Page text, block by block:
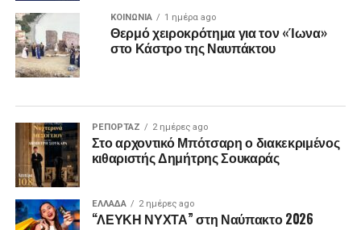
ΚΟΙΝΩΝΙΑ 1 ημέρα ago
Θερμό χειροκρότημα για τον «Ίωνα»
στο Κάστρο της Ναυπάκτου
ΡΕΠΟΡΤΑΖ 2 ημέρες ago
Στο αρχοντικό Μπότσαρη ο διακεκριμένος
κιθαριστής Δημήτρης Σουκαράς
ΕΛΛΑΔΑ 2 ημέρες ago
“ΛΕΥΚΗ ΝΥΧΤΑ” στη Ναύπακτο 2026